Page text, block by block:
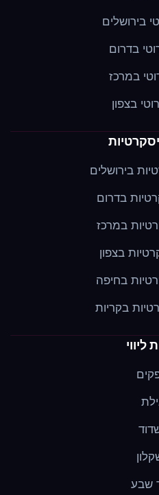
בירושלים
בדרום
במרכז
בצפון
בירושלים
בדרום
במרכז
בצפון
בחיפה
בקריות
ליווי
שבע